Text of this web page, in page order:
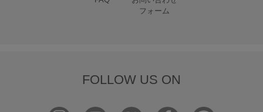
フォーム
FOLLOW US ON